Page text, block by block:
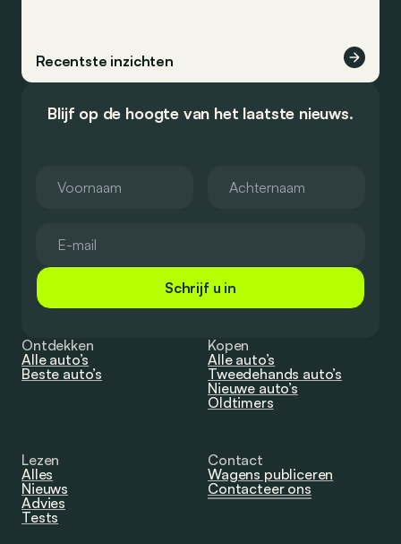
Recentste inzichten
Blijf op de hoogte van het laatste nieuws.
Schrijf u in
Ontdekken
Alle auto’s
Beste auto’s
Kopen
Alle auto’s
Tweedehands auto’s
Nieuwe auto’s
Oldtimers
Lezen
Alles
Nieuws
Advies
Tests
Contact
Wagens publiceren
Contacteer ons